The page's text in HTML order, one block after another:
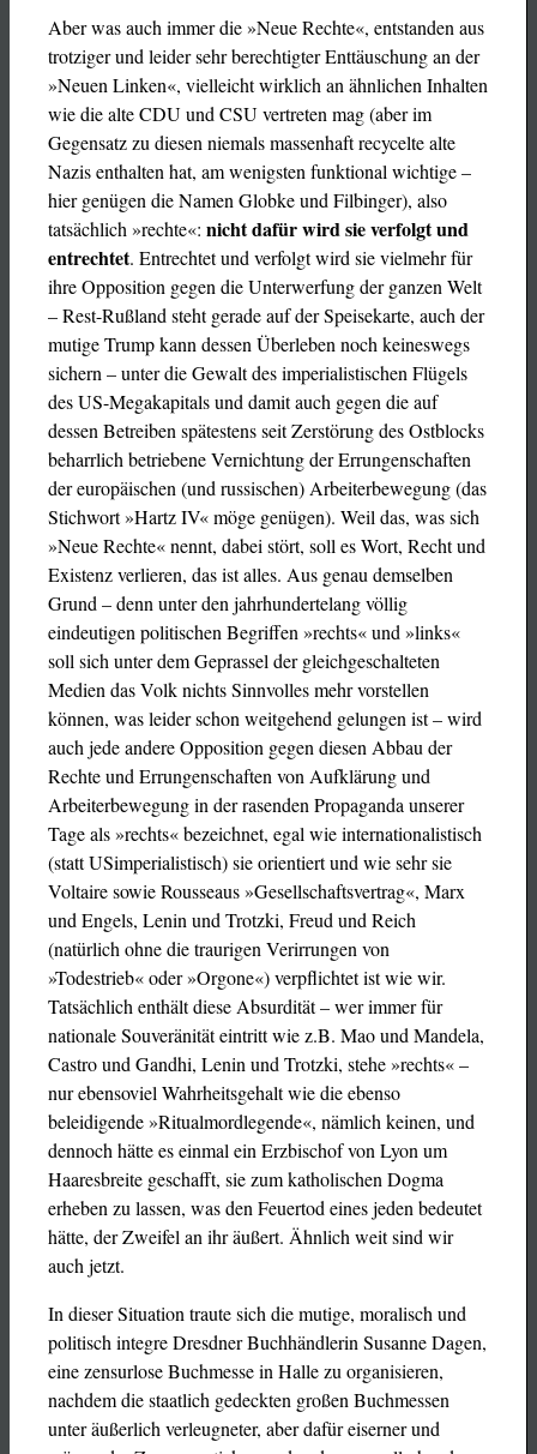
Aber was auch immer die »Neue Rechte«, entstanden aus
trotziger und leider sehr berechtigter Enttäuschung an der
»Neuen Linken«, vielleicht wirklich an ähnlichen Inhalten
wie die alte CDU und CSU vertreten mag (aber im
Gegensatz zu diesen niemals massenhaft recycelte alte
Nazis enthalten hat, am wenigsten funktional wichtige –
hier genügen die Namen Globke und Filbinger), also
tatsächlich »rechte«: nicht dafür wird sie verfolgt und
entrechtet. Entrechtet und verfolgt wird sie vielmehr für
ihre Opposition gegen die Unterwerfung der ganzen Welt
– Rest-Rußland steht gerade auf der Speisekarte, auch der
mutige Trump kann dessen Überleben noch keineswegs
sichern – unter die Gewalt des imperialistischen Flügels
des US-Megakapitals und damit auch gegen die auf
dessen Betreiben spätestens seit Zerstörung des Ostblocks
beharrlich betriebene Vernichtung der Errungenschaften
der europäischen (und russischen) Arbeiterbewegung (das
Stichwort »Hartz IV« möge genügen). Weil das, was sich
»Neue Rechte« nennt, dabei stört, soll es Wort, Recht und
Existenz verlieren, das ist alles. Aus genau demselben
Grund – denn unter den jahrhundertelang völlig
eindeutigen politischen Begriffen »rechts« und »links«
soll sich unter dem Geprassel der gleichgeschalteten
Medien das Volk nichts Sinnvolles mehr vorstellen
können, was leider schon weitgehend gelungen ist – wird
auch jede andere Opposition gegen diesen Abbau der
Rechte und Errungenschaften von Aufklärung und
Arbeiterbewegung in der rasenden Propaganda unserer
Tage als »rechts« bezeichnet, egal wie internationalistisch
(statt USimperialistisch) sie orientiert und wie sehr sie
Voltaire sowie Rousseaus »Gesellschaftsvertrag«, Marx
und Engels, Lenin und Trotzki, Freud und Reich
(natürlich ohne die traurigen Verirrungen von
»Todestrieb« oder »Orgone«) verpflichtet ist wie wir.
Tatsächlich enthält diese Absurdität – wer immer für
nationale Souveränität eintritt wie z.B. Mao und Mandela,
Castro und Gandhi, Lenin und Trotzki, stehe »rechts« –
nur ebensoviel Wahrheitsgehalt wie die ebenso
beleidigende »Ritualmordlegende«, nämlich keinen, und
dennoch hätte es einmal ein Erzbischof von Lyon um
Haaresbreite geschafft, sie zum katholischen Dogma
erheben zu lassen, was den Feuertod eines jeden bedeutet
hätte, der Zweifel an ihr äußert. Ähnlich weit sind wir
auch jetzt.
In dieser Situation traute sich die mutige, moralisch und
politisch integre Dresdner Buchhändlerin Susanne Dagen,
eine zensurlose Buchmesse in Halle zu organisieren,
nachdem die staatlich gedeckten großen Buchmessen
unter äußerlich verleugneter, aber dafür eiserner und